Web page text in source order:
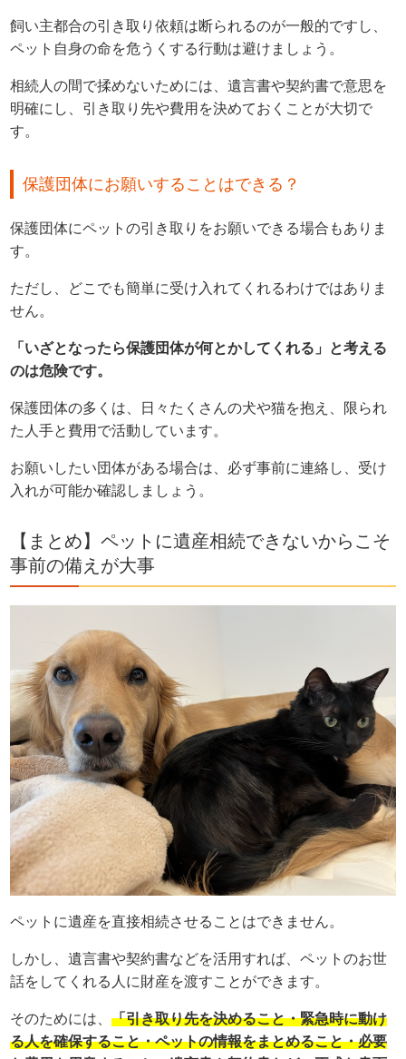
飼い主都合の引き取り依頼は断られるのが一般的ですし、
ペット自身の命を危うくする行動は避けましょう。
相続人の間で揉めないためには、遺言書や契約書で意思を
明確にし、引き取り先や費用を決めておくことが大切で
す。
保護団体にお願いすることはできる？
保護団体にペットの引き取りをお願いできる場合もありま
す。
ただし、どこでも簡単に受け入れてくれるわけではありま
せん。
「いざとなったら保護団体が何とかしてくれる」と考える
のは危険です。
保護団体の多くは、日々たくさんの犬や猫を抱え、限られ
た人手と費用で活動しています。
お願いしたい団体がある場合は、必ず事前に連絡し、受け
入れが可能か確認しましょう。
【まとめ】ペットに遺産相続できないからこそ
事前の備えが大事
ペットに遺産を直接相続させることはできません。
しかし、遺言書や契約書などを活用すれば、ペットのお世
話をしてくれる人に財産を渡すことができます。
そのためには、「引き取り先を決めること・緊急時に動け
る人を確保すること・ペットの情報をまとめること・必要